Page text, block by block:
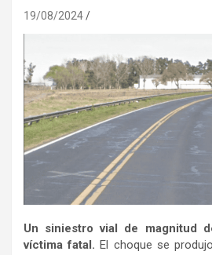
19/08/2024
Un siniestro vial de magnitud
víctima fatal.El choque se